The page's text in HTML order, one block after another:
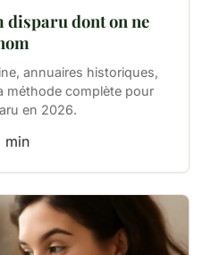
dont on ne
annuaires historiques,
méthode complète pour
en 2026.
min